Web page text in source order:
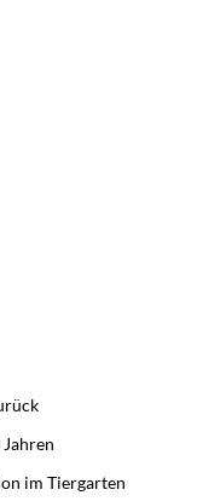
im Tiergarten